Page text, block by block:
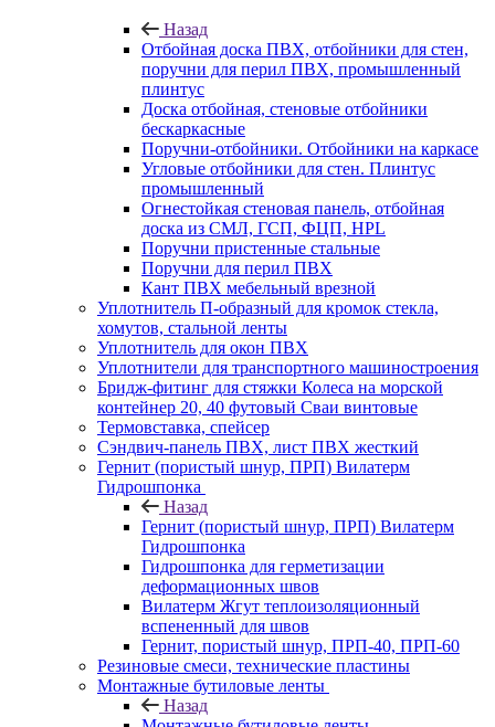
Назад
Отбойная доска ПВХ, отбойники для стен,
поручни для перил ПВХ, промышленный
плинтус
Доска отбойная, стеновые отбойники
бескаркасные
Поручни-отбойники. Отбойники на каркасе
Угловые отбойники для стен. Плинтус
промышленный
Огнестойкая стеновая панель, отбойная
доска из СМЛ, ГСП, ФЦП, HPL
Поручни пристенные стальные
Поручни для перил ПВХ
Кант ПВХ мебельный врезной
Уплотнитель П-образный для кромок стекла,
хомутов, стальной ленты
Уплотнитель для окон ПВХ
Уплотнители для транспортного машиностроения
Бридж-фитинг для стяжки Колеса на морской
контейнер 20, 40 футовый Сваи винтовые
Термовставка, спейсер
Сэндвич-панель ПВХ, лист ПВХ жесткий
Гернит (пористый шнур, ПРП) Вилатерм
Гидрошпонка
Назад
Гернит (пористый шнур, ПРП) Вилатерм
Гидрошпонка
Гидрошпонка для герметизации
деформационных швов
Вилатерм Жгут теплоизоляционный
вспененный для швов
Гернит, пористый шнур, ПРП-40, ПРП-60
Резиновые смеси, технические пластины
Монтажные бутиловые ленты
Назад